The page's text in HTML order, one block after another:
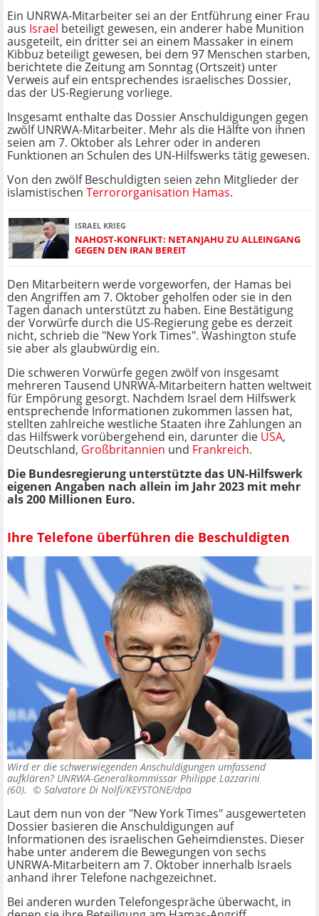
Ein UNRWA-Mitarbeiter sei an der Entführung einer Frau
aus Israel beteiligt gewesen, ein anderer habe Munition
ausgeteilt, ein dritter sei an einem Massaker in einem
Kibbuz beteiligt gewesen, bei dem 97 Menschen starben,
berichtete die Zeitung am Sonntag (Ortszeit) unter
Verweis auf ein entsprechendes israelisches Dossier,
das der US-Regierung vorliege.
Insgesamt enthalte das Dossier Anschuldigungen gegen
zwölf UNRWA-Mitarbeiter. Mehr als die Hälfte von ihnen
seien am 7. Oktober als Lehrer oder in anderen
Funktionen an Schulen des UN-Hilfswerks tätig gewesen.
Von den zwölf Beschuldigten seien zehn Mitglieder der
islamistischen Terrororganisation Hamas.
ISRAEL KRIEG
NAHOST-KONFLIKT: NETANJAHU ZU ALLEINGANG
GEGEN DEN IRAN BEREIT
Den Mitarbeitern werde vorgeworfen, der Hamas bei
den Angriffen am 7. Oktober geholfen oder sie in den
Tagen danach unterstützt zu haben. Eine Bestätigung
der Vorwürfe durch die US-Regierung gebe es derzeit
nicht, schrieb die "New York Times". Washington stufe
sie aber als glaubwürdig ein.
Die schweren Vorwürfe gegen zwölf von insgesamt
mehreren Tausend UNRWA-Mitarbeitern hatten weltweit
für Empörung gesorgt. Nachdem Israel dem Hilfswerk
entsprechende Informationen zukommen lassen hat,
stellten zahlreiche westliche Staaten ihre Zahlungen an
das Hilfswerk vorübergehend ein, darunter die USA,
Deutschland, Großbritannien und Frankreich.
Die Bundesregierung unterstützte das UN-Hilfswerk
eigenen Angaben nach allein im Jahr 2023 mit mehr
als 200 Millionen Euro.
Ihre Telefone überführen die Beschuldigten
Wird er die schwerwiegenden Anschuldigungen umfassend
aufklären? UNRWA-Generalkommissar Philippe Lazzarini
(60). © Salvatore Di Nolfi/KEYSTONE/dpa
Laut dem nun von der "New York Times" ausgewerteten
Dossier basieren die Anschuldigungen auf
Informationen des israelischen Geheimdienstes. Dieser
habe unter anderem die Bewegungen von sechs
UNRWA-Mitarbeitern am 7. Oktober innerhalb Israels
anhand ihrer Telefone nachgezeichnet.
Bei anderen wurden Telefongespräche überwacht, in